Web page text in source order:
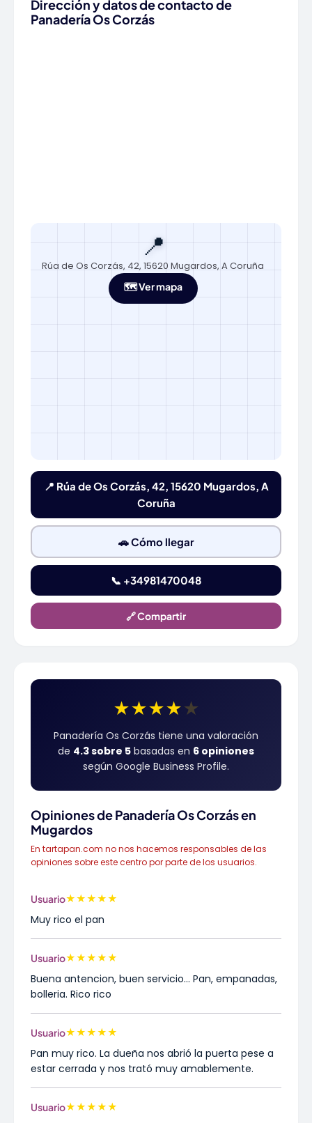
Dirección y datos de contacto de
Panadería Os Corzás
📍
Rúa de Os Corzás, 42, 15620 Mugardos, A Coruña
🗺️ Ver mapa
📍 Rúa de Os Corzás, 42, 15620 Mugardos, A
Coruña
🚗 Cómo llegar
📞 +34981470048
🔗 Compartir
★★★★★
Panadería Os Corzás tiene una valoración
de 4.3 sobre 5 basadas en 6 opiniones
según Google Business Profile.
Opiniones de Panadería Os Corzás en
Mugardos
En tartapan.com no nos hacemos responsables de las
opiniones sobre este centro por parte de los usuarios.
Usuario★★★★★
Muy rico el pan
Usuario★★★★★
Buena antencion, buen servicio... Pan, empanadas,
bolleria. Rico rico
Usuario★★★★★
Pan muy rico. La dueña nos abrió la puerta pese a
estar cerrada y nos trató muy amablemente.
Usuario★★★★★